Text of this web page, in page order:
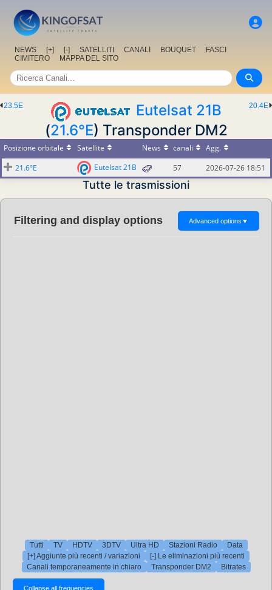
NEWS [+] [-] SATELLITI CANALI BOUQUET
FASCI
CIMITERO
MAPPA DEL SITO
20.4E
23.5E
Eutelsat 21B
(21.6°E) Transponder DM2
Posizione orbitale Satellite News canali
Agg.
21.6°E
Eutelsat 21B 57 2026-07-26 18:51
Tutte le trasmissioni
Filtering and display options Advanced options ▼
Tutti TV HDTV 3DTV Ultra HD Stazioni Radio
Data
[+] Aggiunte più recenti / variazioni
[-] Le eliminazioni più recenti
Canali temporaneamente in chiaro
Transponder DM2 Bitrates